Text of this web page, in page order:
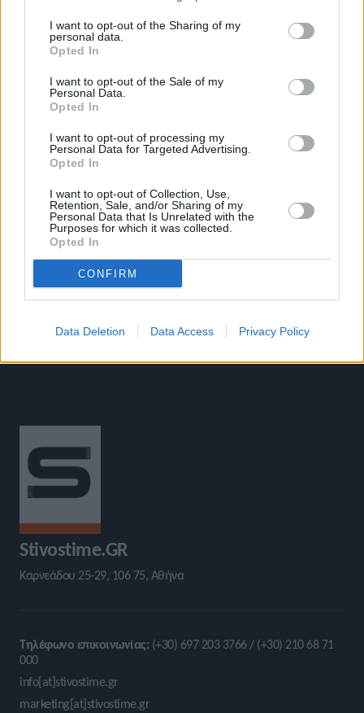
I want to opt-out of the Sharing of my
personal data.
Opted In
I want to opt-out of the Sale of my
Personal Data.
Opted In
I want to opt-out of processing my
Personal Data for Targeted Advertising.
Opted In
I want to opt-out of Collection, Use,
Retention, Sale, and/or Sharing of my
Personal Data that Is Unrelated with the
Purposes for which it was collected.
Opted In
CONFIRM
Data Deletion Data Access Privacy Policy
Το άρθρο δεν έχει ακόμα βαθμολογηθεί.
Βαθμολογήστε αυτό το άρθρο:
★★★
Σταυρούλα Χρυσαεϊδη: Στόρυ
με τον Παναγιώτη Τριβυζά – Το
πάρτι έκπληξη μετά το Survivor!
Ευρωπαϊκό Πρωτάθλημα Κ18:
Stivostime.GR
Καρνεάδου 25-29, 106 75, Αθήνα
Τηλέφωνο επικοινωνίας: (+30) 697 203 3766 / (+30) 210 68 71
000
info[at]stivostime.gr
marketing[at]stivostime.gr